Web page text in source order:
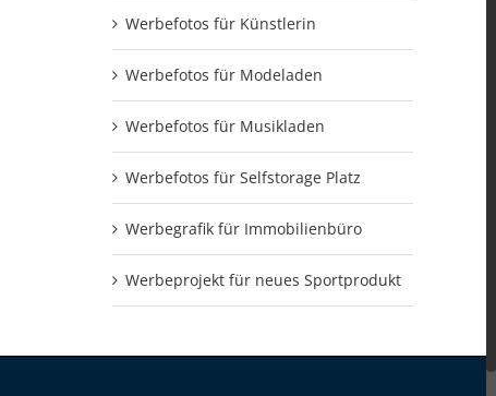
Werbefotos für Künstlerin
Werbefotos für Modeladen
Werbefotos für Musikladen
Werbefotos für Selfstorage Platz
Werbegrafik für Immobilienbüro
Werbeprojekt für neues Sportprodukt